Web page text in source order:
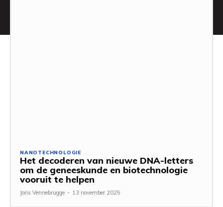
NANOTECHNOLOGIE
Het decoderen van nieuwe DNA-letters
om de geneeskunde en biotechnologie
vooruit te helpen
Joris Vennebrugge - 13 november 2025